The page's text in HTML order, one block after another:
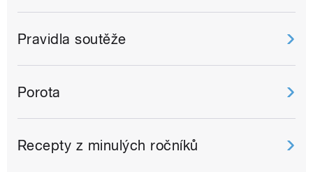
Pravidla soutěže
Porota
Recepty z minulých ročníků